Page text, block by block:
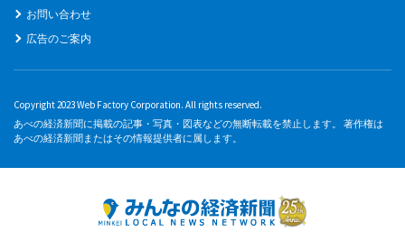
お問い合わせ
広告のご案内
Copyright 2023 Web Factory Corporation. All rights reserved.
あべの経済新聞に掲載の記事・写真・図表などの無断転載を禁止します。 著作権は
あべの経済新聞またはその情報提供者に属します。